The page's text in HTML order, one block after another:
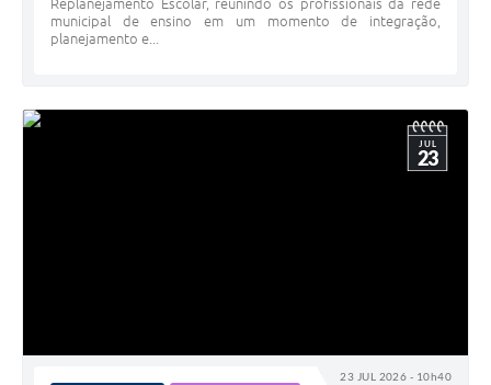
Replanejamento Escolar, reunindo os profissionais da rede
municipal de ensino em um momento de integração,
planejamento e...
23 JUL 2026 - 10h40
JUL
23